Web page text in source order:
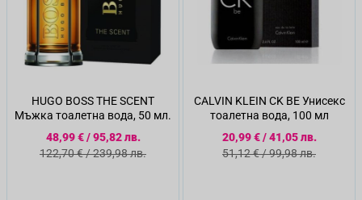
HUGO BOSS THE SCENT
Мъжка тоалетна вода, 50 мл.
Специална цена
48,99 €/95,82 лв.
Стандартна цена
122,70 €/239,98 лв.
CALVIN KLEIN CK BE Унисекс
тоалетна вода, 100 мл
Специална цена
20,99 €/41,05 лв.
Стандартна цена
51,12 €/99,98 лв.